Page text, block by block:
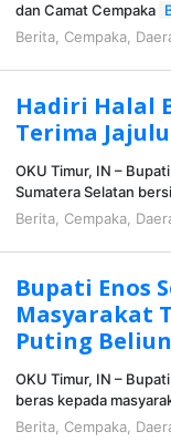
dan Camat Cempaka
Berita, Cempaka,
Hadiri Halal
Terima
OKU Timur, IN –
Sumatera Selatan
Berita, Cempaka,
Bupati Enos
Masyarakat
Puting Beliun
OKU Timur, IN –
beras kepada
Berita, Cempaka,